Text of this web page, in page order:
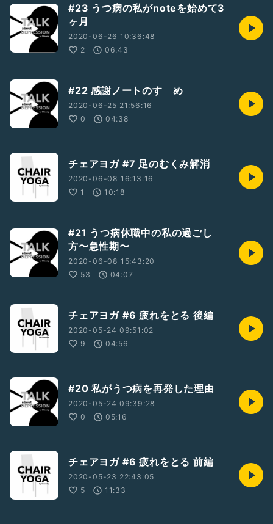
#23 うつ病の私がnoteを始めて3
ヶ月
2020-06-26 10:36:48
2
06:43
#22 感謝ノートのすゝめ
2020-06-25 21:56:16
0
04:38
チェアヨガ #7 足のむくみ解消
2020-06-08 16:13:16
1
10:18
#21 うつ病休職中の私の過ごし
方〜急性期〜
2020-06-08 15:43:20
53
04:07
チェアヨガ #6 疲れをとる 後編
2020-05-24 09:51:02
9
04:56
#20 私がうつ病を再発した理由
2020-05-24 09:39:28
0
05:16
チェアヨガ #6 疲れをとる 前編
2020-05-23 22:43:05
5
11:33